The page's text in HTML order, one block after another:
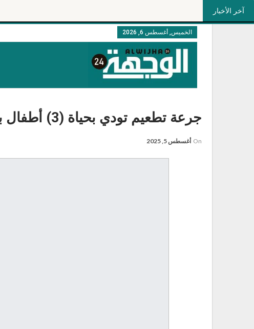
آخر الأخبار
الخميس, أغسطس 6, 2026
جرعة تطعيم تودي بحياة (3) أطفال بالخرطوم
On أغسطس 5, 2025